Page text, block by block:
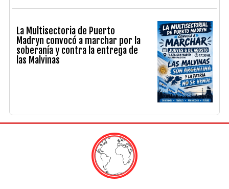
La Multisectoria de Puerto
Madryn convocó a marchar por la
soberanía y contra la entrega de
las Malvinas